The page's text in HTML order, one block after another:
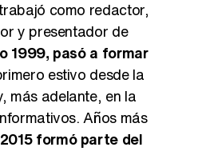
como redactor,
y presentador de
1999, pasó a formar
estivo desde la
más adelante, en la
Años más
formó parte del